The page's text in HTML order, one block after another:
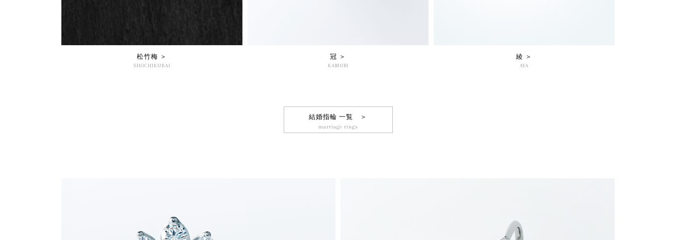
松竹梅 ＞
SHOCHIKUBAI
冠 ＞
KAMURI
綾 ＞
AYA
結婚指輪 一覧 ＞
marriage rings